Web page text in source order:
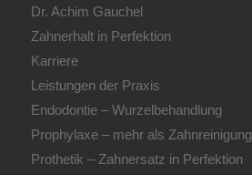
Dr. Achim Gauchel
Zahnerhalt in Perfektion
Karriere
Leistungen der Praxis
Endodontie – Wurzelbehandlung
Prophylaxe – mehr als Zahnreinigung
Prothetik – Zahnersatz in Perfektion